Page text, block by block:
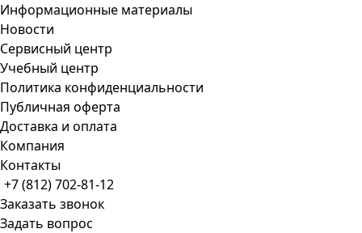
Информационные материалы
Новости
Сервисный центр
Учебный центр
Политика конфиденциальности
Публичная оферта
Доставка и оплата
Компания
Контакты
+7 (812) 702-81-12
Заказать звонок
Задать вопрос